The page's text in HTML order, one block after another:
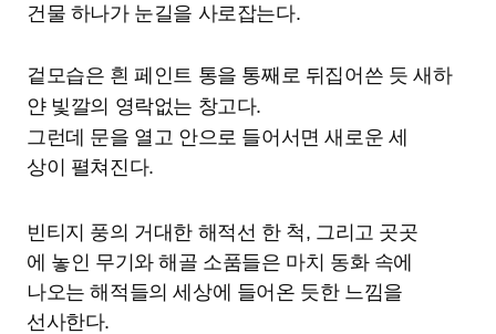
건물 하나가 눈길을 사로잡는다.
겉모습은 흰 페인트 통을 통째로 뒤집어쓴 듯 새하
얀 빛깔의 영락없는 창고다.
그런데 문을 열고 안으로 들어서면 새로운 세
상이 펼쳐진다.
빈티지 풍의 거대한 해적선 한 척, 그리고 곳곳
에 놓인 무기와 해골 소품들은 마치 동화 속에
나오는 해적들의 세상에 들어온 듯한 느낌을
선사한다.